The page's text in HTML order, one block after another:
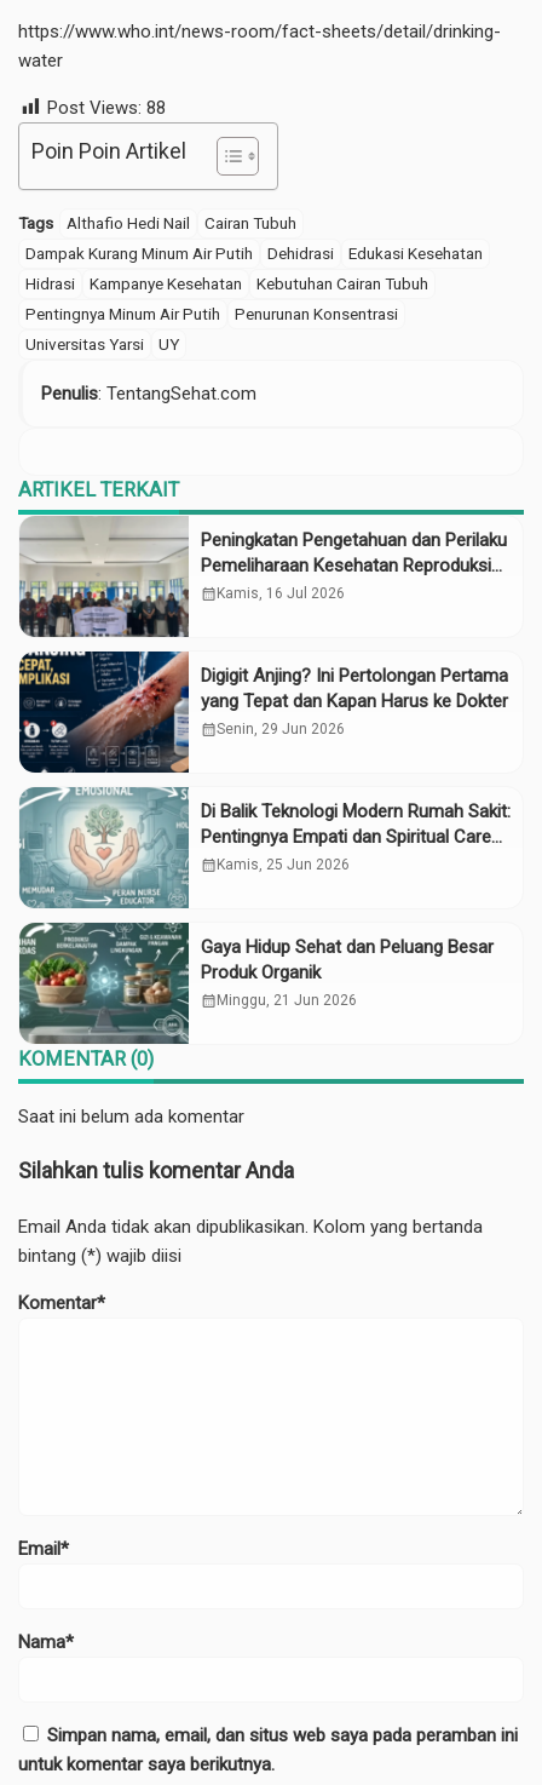
https://www.who.int/news-room/fact-sheets/detail/drinking-
water
Post Views: 88
Poin Poin Artikel
Tags Althafio Hedi Nail
Cairan Tubuh
Dampak Kurang Minum Air Putih
Dehidrasi
Edukasi Kesehatan
Hidrasi
Kampanye Kesehatan
Kebutuhan Cairan Tubuh
Pentingnya Minum Air Putih
Penurunan Konsentrasi
Universitas Yarsi
UY
Penulis: TentangSehat.com
ARTIKEL TERKAIT
Peningkatan Pengetahuan dan Perilaku
Pemeliharaan Kesehatan Reproduksi
pada Lansia melalui Edukasi dan
calendar_month Kamis, 16 Jul 2026
Digigit Anjing? Ini Pertolongan Pertama
yang Tepat dan Kapan Harus ke Dokter
calendar_monthSenin, 29 Jun 2026
Di Balik Teknologi Modern Rumah Sakit:
Pentingnya Empati dan Spiritual Care
bagi Pasien Kronis
calendar_month Kamis, 25 Jun 2026
Gaya Hidup Sehat dan Peluang Besar
Produk Organik
calendar_month Minggu, 21 Jun 2026
KOMENTAR (0)
Saat ini belum ada komentar
Silahkan tulis komentar Anda
Email Anda tidak akan dipublikasikan. Kolom yang bertanda
bintang (*) wajib diisi
Komentar*
Email*
Nama*
Simpan nama, email, dan situs web saya pada peramban ini
untuk komentar saya berikutnya.